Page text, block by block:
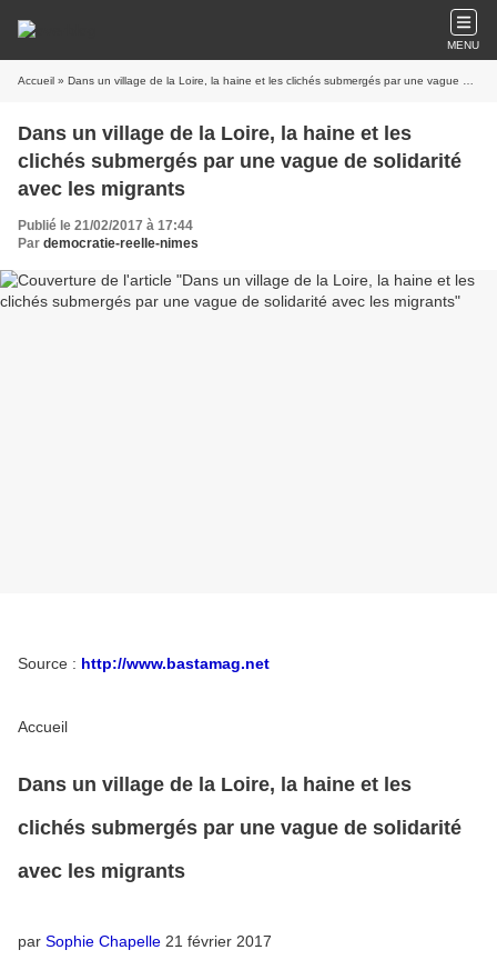
MENU
Accueil » Dans un village de la Loire, la haine et les clichés submergés par une vague de solidarité avec les migrants
Dans un village de la Loire, la haine et les
clichés submergés par une vague de solidarité
avec les migrants
Publié le 21/02/2017 à 17:44
Par democratie-reelle-nimes
Source : http://www.bastamag.net
Accueil
Dans un village de la Loire, la haine et les
clichés submergés par une vague de solidarité
avec les migrants
par Sophie Chapelle 21 février 2017